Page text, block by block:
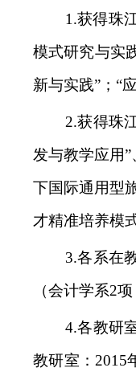
1.获得珠
模式研究与实
新与实践”；“
2.获得珠
发与教学应用”
下国际通用型
才精准培养模
3.各系在
（会计学系2
4.各教研
教研室：2015